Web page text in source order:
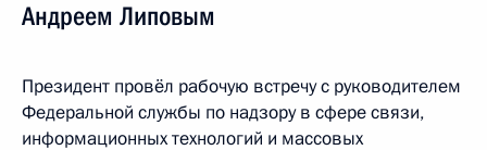
Андреем Липовым
Президент провёл рабочую встречу с руководителем
Федеральной службы по надзору в сфере связи,
информационных технологий и массовых